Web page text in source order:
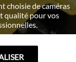
choisie de caméras
qualité pour vos